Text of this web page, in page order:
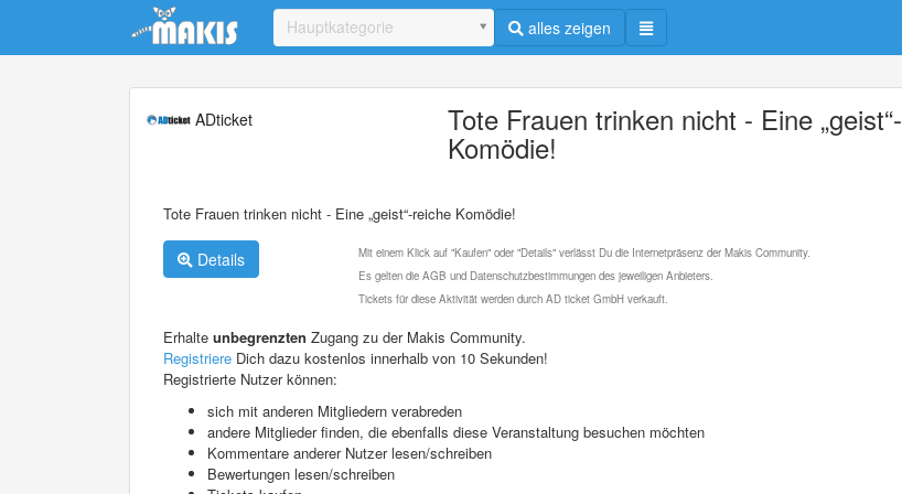
Update cookies preferences
Hauptkategorie alles zeigen
ADticket Tote Frauen trinken nicht - Eine
Komödie!
Tote Frauen trinken nicht - Eine „geist“-reiche Komödie!
Details
Mit einem Klick auf "Kaufen" oder "Details" verlässt Du die Internetpräsenz der Makis Community.
Es gelten die AGB und Datenschutzbestimmungen des jeweiligen Anbieters.
Tickets für diese Aktivität werden durch AD ticket GmbH verkauft.
Erhalte unbegrenzten Zugang zu der Makis Community.
Registriere Dich dazu kostenlos innerhalb von 10 Sekunden!
Registrierte Nutzer können:
sich mit anderen Mitgliedern verabreden
andere Mitglieder finden, die ebenfalls diese Veranstaltung besuchen möchten
Kommentare anderer Nutzer lesen/schreiben
Bewertungen lesen/schreiben